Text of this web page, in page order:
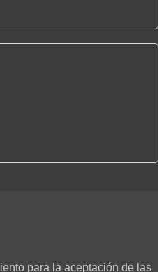
para la aceptación de las